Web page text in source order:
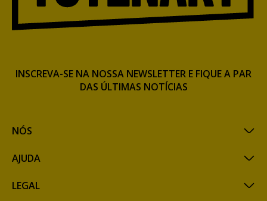
NÓS
AJUDA
LEGAL
INSCREVA-SE NA NOSSA NEWSLETTER E FIQUE A PAR
DAS ÚLTIMAS NOTÍCIAS